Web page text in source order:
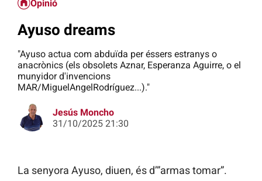
Opinió
Ayuso dreams
"Ayuso actua com abduïda per éssers estranys o
anacrònics (els obsolets Aznar, Esperanza Aguirre, o el
munyidor d'invencions
MAR/MiguelAngelRodríguez...)."
Jesús Moncho
31/10/2025 21:30
La senyora Ayuso, diuen, és d’”armas tomar”.